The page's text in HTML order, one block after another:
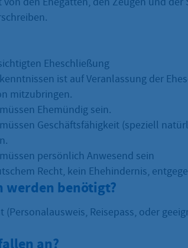
Eheschließung
ist auf Veranlassung der
mitzubringen.
Ehemündig sein.
Geschäftsfähigkeit (speziell
persönlich Anwesend sein
Recht, kein Ehehindernis,
werden benötigt?
Reisepass, oder
an?